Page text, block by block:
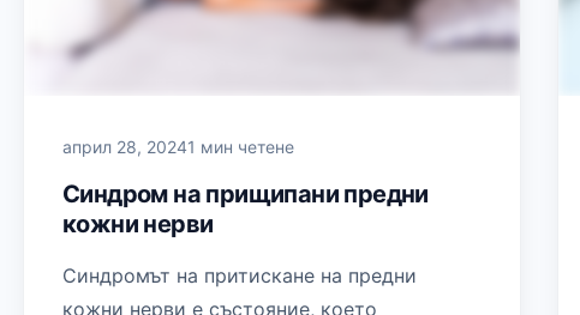
април 28, 20241 мин четене
Синдром на прищипани предни
кожни нерви
Синдромът на притискане на предни
кожни нерви е състояние, което